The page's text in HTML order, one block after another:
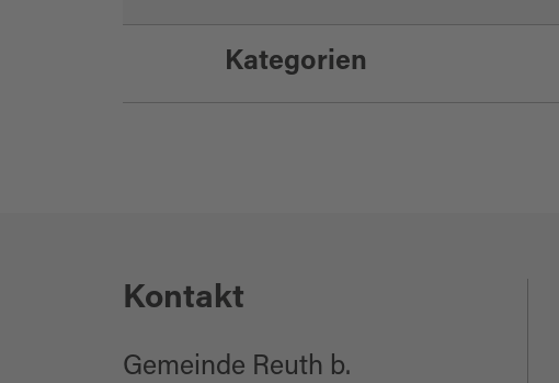
Kategorien
Kontakt
Gemeinde Reuth b.